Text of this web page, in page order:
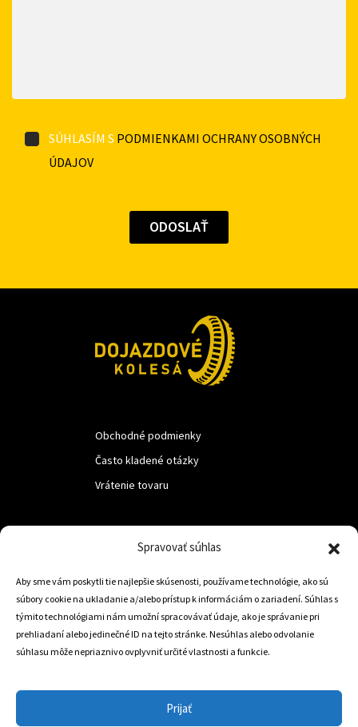
Spravovať súhlas
Aby sme vám poskytli tie najlepšie skúsenosti, používame technológie, ako sú
súbory cookie na ukladanie a/alebo prístup k informáciám o zariadení. Súhlas s
týmito technológiami nám umožní spracovávať údaje, ako je správanie pri
prehliadaní alebo jedinečné ID na tejto stránke. Nesúhlas alebo odvolanie
súhlasu môže nepriaznivo ovplyvniť určité vlastnosti a funkcie.
Prijať
SÚHLASÍM S PODMIENKAMI OCHRANY OSOBNÝCH
ÚDAJOV
Obchodné podmienky
Často kladené otázky
Vrátenie tovaru
Trstená 02801
+421 905 806 234